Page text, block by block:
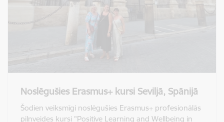
Noslēgušies Erasmus+ kursi Seviljā, Spānijā
Šodien veiksmīgi noslēgušies Erasmus+ profesionālās
pilnveides kursi "Positive Learning and Wellbeing in